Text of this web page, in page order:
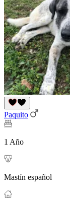
Paquito
1 Año
Mastín español